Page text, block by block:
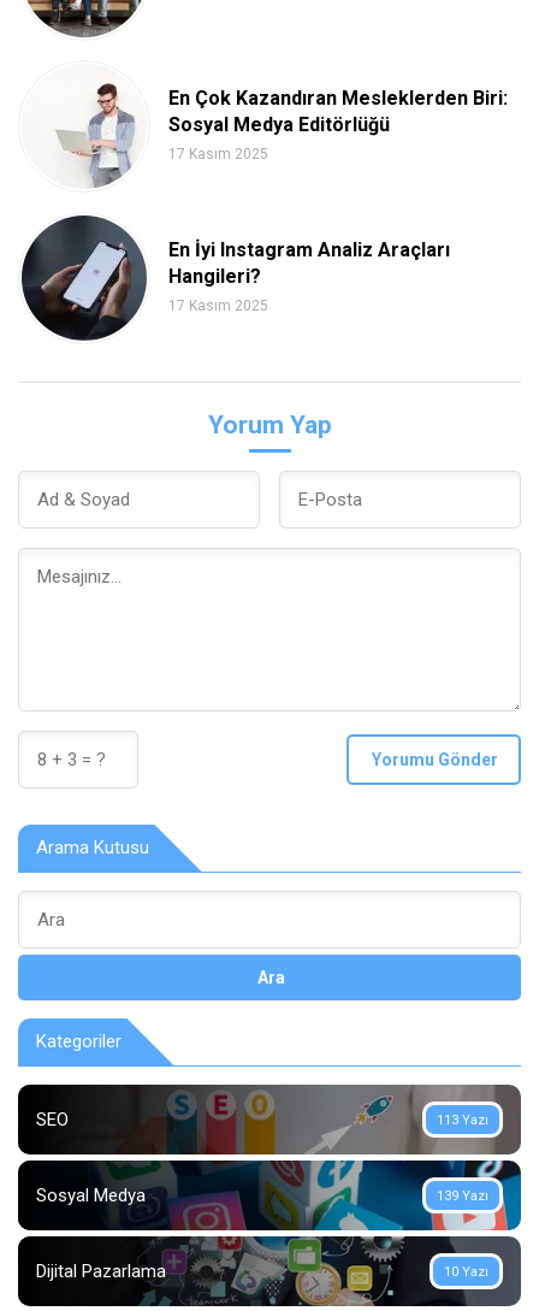
En Çok Kazandıran Mesleklerden Biri:
Sosyal Medya Editörlüğü
17 Kasım 2025
En İyi Instagram Analiz Araçları
Hangileri?
17 Kasım 2025
Yorum Yap
Yorumu Gönder
Arama Kutusu
Ara
Kategoriler
113 Yazı
SEO
139 Yazı
Sosyal Medya
10 Yazı
Dijital Pazarlama